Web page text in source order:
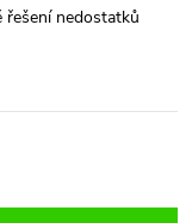
řešení nedostatků